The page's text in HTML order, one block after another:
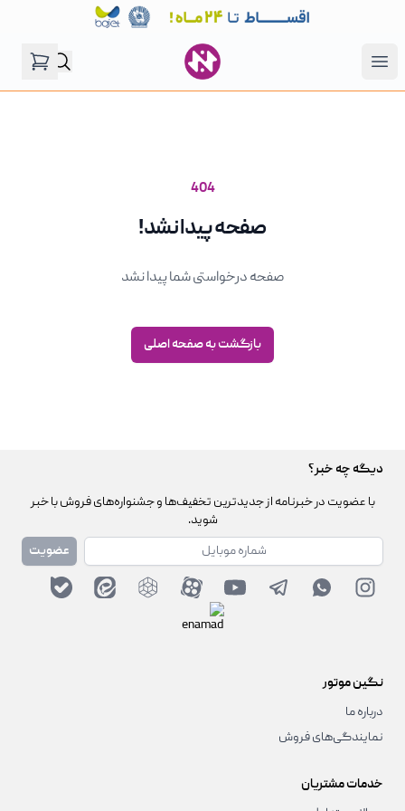
Open menu فروشگاه نگین موتور
404
صفحه پیدا نشد!
صفحه درخواستی شما پیدا نشد
بازگشت به صفحه اصلی
دیگه چه خبر؟
با عضویت در خبرنامه از جدیدترین تخفیف‌ها و جشنواره‌های فروش با خبر
شوید.
شماره همراه
عضویت
نگین موتور
درباره ما
نمایندگی‌های فروش
خدمات مشتریان